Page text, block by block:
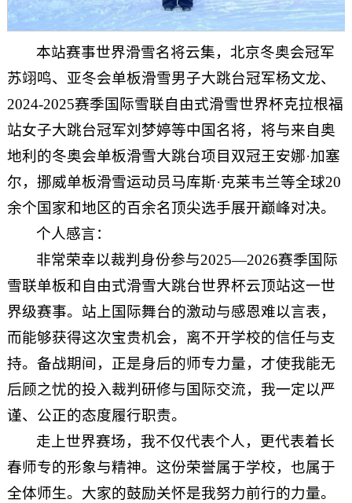
本站赛事世界滑雪名将云集，北京冬奥会冠军
苏翊鸣、亚冬会单板滑雪男子大跳台冠军杨文龙、
2024-2025赛季国际雪联自由式滑雪世界杯克拉根福
站女子大跳台冠军刘梦婷等中国名将，将与来自奥
地利的冬奥会单板滑雪大跳台项目双冠王安娜·加塞
尔，挪威单板滑雪运动员马库斯·克莱韦兰等全球20
余个国家和地区的百余名顶尖选手展开巅峰对决。
个人感言：
非常荣幸以裁判身份参与2025—2026赛季国际
雪联单板和自由式滑雪大跳台世界杯云顶站这一世
界级赛事。站上国际舞台的激动与感恩难以言表，
而能够获得这次宝贵机会，离不开学校的信任与支
持。备战期间，正是身后的师专力量，才使我能无
后顾之忧的投入裁判研修与国际交流，我一定以严
谨、公正的态度履行职责。
走上世界赛场，我不仅代表个人，更代表着长
春师专的形象与精神。这份荣誉属于学校，也属于
全体师生。大家的鼓励关怀是我努力前行的力量。